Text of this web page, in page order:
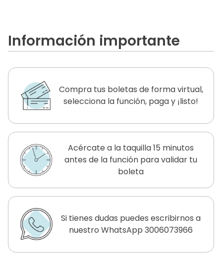
Información importante
Compra tus boletas de forma virtual,
selecciona la función, paga y ¡listo!
Acércate a la taquilla 15 minutos
antes de la función para validar tu
boleta
Si tienes dudas puedes escribirnos a
nuestro WhatsApp 3006073966